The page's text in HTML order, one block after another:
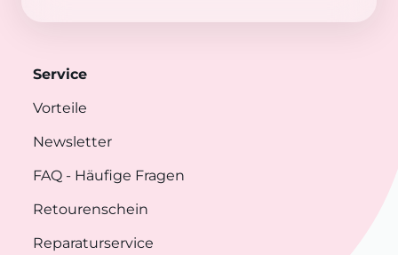
Service
Vorteile
Newsletter
FAQ - Häufige Fragen
Retourenschein
Reparaturservice